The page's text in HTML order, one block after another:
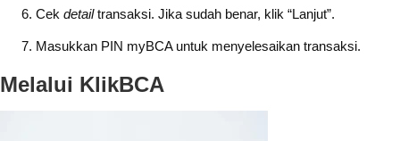
Cek detailtransaksi. Jika sudah benar, klik “Lanjut”.
Masukkan PIN myBCA untuk menyelesaikan transaksi.
Melalui KlikBCA